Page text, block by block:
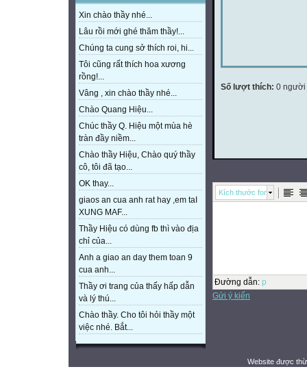
Xin chào thầy nhé...
Lâu rồi mới ghé thăm thầy!...
Chúng ta cung sở thích roi, hi...
Tôi cũng rất thích hoa xương
rồng!...
Vâng , xin chào thầy nhé...
Chào Quang Hiệu...
Chúc thầy Q. Hiệu một mùa hè
tràn đầy niềm...
Chào thầy Hiệu, Chào quý thầy
cô, tôi đã tạo...
OK thay...
giaos an cua anh rat hay ,em taI
XUNG MAF...
Thầy Hiệu có dùng fb thì vào địa
chỉ của...
Anh a giao an day them toan 9
cua anh...
Thầy ơi trang của thấy hấp dẫn
và lý thú...
Chào thầy. Cho tôi hỏi thầy một
việc nhé. Bắt...
Số lượt thích: 0 người
Kích thước font
Đường dẫn: p
Gửi ý kiến
Website được